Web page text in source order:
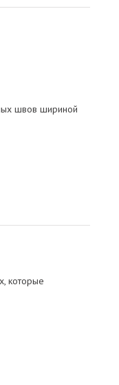
швов шириной
которые